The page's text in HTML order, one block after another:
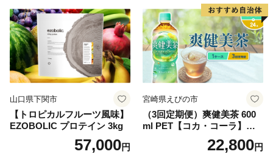
産 シリカ ミネラル 美容 備蓄
防災 長期保存 富士山 山梨県
忍野村
山口県下関市
【トロピカルフルーツ風味】
EZOBOLIC プロテイン 3kg
57,000円
宮崎県えびの市
（3回定期便）爽健美茶 600
ml PET【コカ・コーラ】ペ
ットボトル 1ケース(24本) 定
期便 3回(72本) セット お茶
22,800円